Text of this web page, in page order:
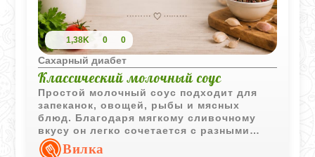
1,38K 0 0
Сахарный диабет
Классический молочный соус
Простой молочный соус подходит для
запеканок, овощей, рыбы и мясных
блюд. Благодаря мягкому сливочному
вкусу он легко сочетается с разными
гарнирами и горячими блюдами.
Вилка